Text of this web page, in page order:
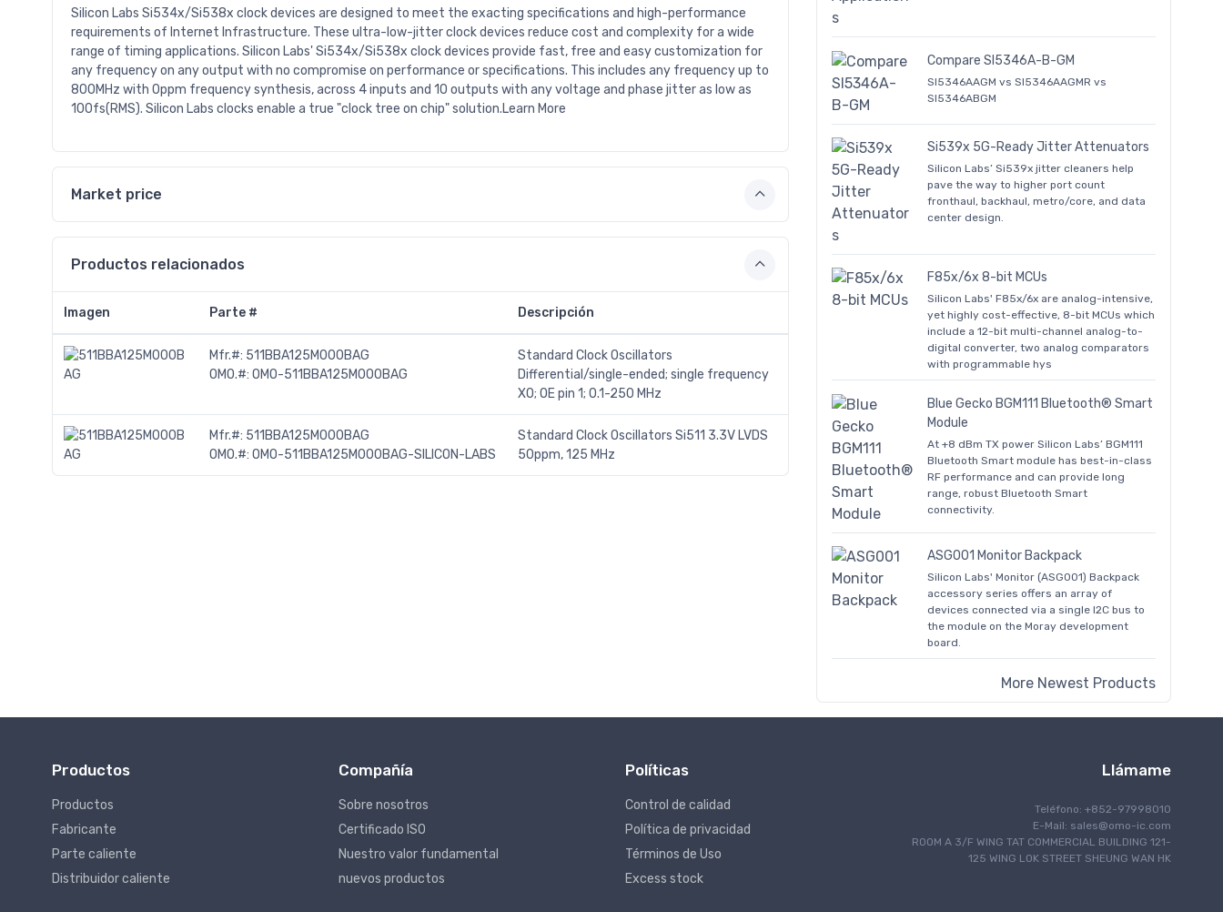
Silicon Labs Si534x/Si538x clock devices are designed to meet the exacting specifications and high-performance
requirements of Internet Infrastructure. These ultra-low-jitter clock devices reduce cost and complexity for a wide
range of timing applications. Silicon Labs' Si534x/Si538x clock devices provide fast, free and easy customization for
any frequency on any output with no compromise on performance or specifications. This includes any frequency up to
800MHz with 0ppm frequency synthesis, across 4 inputs and 10 outputs with any voltage and phase jitter as low as
100fs(RMS). Silicon Labs clocks enable a true "clock tree on chip" solution.Learn More
Market price
Productos relacionados
Imagen Parte # Descripción
Mfr.#: 511BBA125M000BAG
OMO.#: OMO-511BBA125M000BAG
Standard Clock Oscillators
Differential/single-ended; single frequency
XO; OE pin 1; 0.1-250 MHz
Mfr.#: 511BBA125M000BAG
OMO.#: OMO-511BBA125M000BAG-SILICON-LABS
Standard Clock Oscillators Si511 3.3V LVDS
50ppm, 125 MHz
Compare SI5346A-B-GM
SI5346AAGM vs SI5346AAGMR vs
SI5346ABGM
Si539x 5G-Ready Jitter Attenuators
Silicon Labs’ Si539x jitter cleaners help
pave the way to higher port count
fronthaul, backhaul, metro/core, and data
center design.
F85x/6x 8-bit MCUs
Silicon Labs' F85x/6x are analog-intensive,
yet highly cost-effective, 8-bit MCUs which
include a 12-bit multi-channel analog-to-
digital converter, two analog comparators
with programmable hys
Blue Gecko BGM111 Bluetooth® Smart
Module
At +8 dBm TX power Silicon Labs’ BGM111
Bluetooth Smart module has best-in-class
RF performance and can provide long
range, robust Bluetooth Smart
connectivity.
ASG001 Monitor Backpack
Silicon Labs' Monitor (ASG001) Backpack
accessory series offers an array of
devices connected via a single I2C bus to
the module on the Moray development
board.
More Newest Products
Productos
Productos
Fabricante
Parte caliente
Distribuidor caliente
Compañía
Sobre nosotros
Certificado ISO
Nuestro valor fundamental
nuevos productos
Políticas
Control de calidad
Política de privacidad
Términos de Uso
Excess stock
Llámame
Teléfono: +852-97998010
E-Mail: sales@omo-ic.com
ROOM A 3/F WING TAT COMMERCIAL BUILDING 121-
125 WING LOK STREET SHEUNG WAN HK